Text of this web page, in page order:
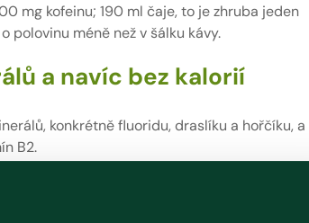
mg kofeinu; 190 ml čaje, to je zhruba jeden
polovinu méně než v šálku kávy.
a navíc bez kalorií
konkrétně fluoridu, draslíku a hořčíku, a
B2.